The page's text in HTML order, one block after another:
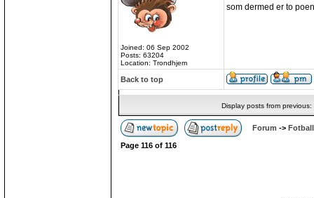
Joined: 06 Sep 2002
Posts: 63204
Location: Trondhjem
som dermed er to
Back to top
Display posts from previous:
Forum ->
Page 116 of 116